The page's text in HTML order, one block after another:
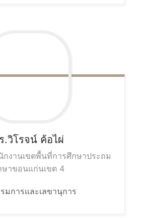
.วิโรจน์ ค้อไผ่
กงานเขตพื้นที่การศึกษาประถม
ษาขอนแก่นเขต 4
มการและเลขานุการ